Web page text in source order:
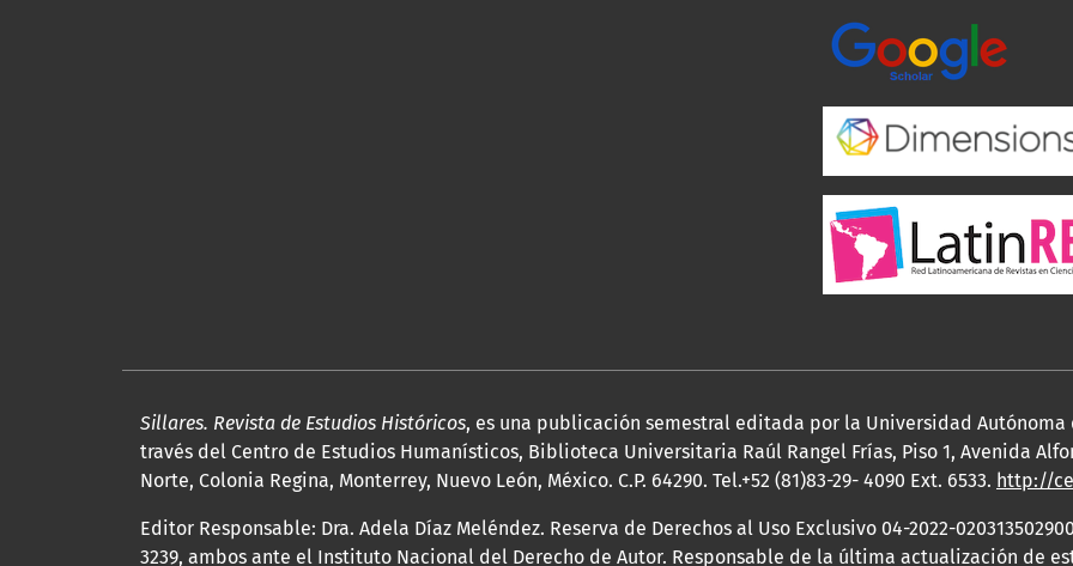
Sillares. Revista de Estudios Históricos, es una publicación semestral editada por la Universidad Autónoma
través del Centro de Estudios Humanísticos, Biblioteca Universitaria Raúl Rangel Frías, Piso 1, Avenida
Norte, Colonia Regina, Monterrey, Nuevo León, México. C.P. 64290. Tel.+52 (81)83-29- 4090 Ext. 6533. http://
Editor Responsable: Dra. Adela Díaz Meléndez. Reserva de Derechos al Uso Exclusivo 04-2022-
3239, ambos ante el Instituto Nacional del Derecho de Autor. Responsable de la última actualización de